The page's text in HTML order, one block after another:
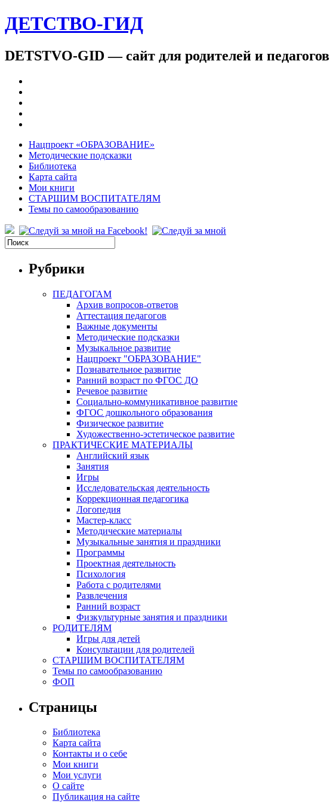
ДЕТСТВО-ГИД
DETSTVO-GID — сайт для родителей и педагогов
Нацпроект «ОБРАЗОВАНИЕ»
Методические подсказки
Библиотека
Карта сайта
Мои книги
СТАРШИМ ВОСПИТАТЕЛЯМ
Темы по самообразованию
Рубрики
ПЕДАГОГАМ
Архив вопросов-ответов
Аттестация педагогов
Важные документы
Методические подсказки
Музыкальное развитие
Нацпроект "ОБРАЗОВАНИЕ"
Познавательное развитие
Ранний возраст по ФГОС ДО
Речевое развитие
Социально-коммуникативное развитие
ФГОС дошкольного образования
Физическое развитие
Художественно-эстетическое развитие
ПРАКТИЧЕСКИЕ МАТЕРИАЛЫ
Английский язык
Занятия
Игры
Исследовательская деятельность
Коррекционная педагогика
Логопедия
Мастер-класс
Методические материалы
Музыкальные занятия и праздники
Программы
Проектная деятельность
Психология
Работа с родителями
Развлечения
Ранний возраст
Физкультурные занятия и праздники
РОДИТЕЛЯМ
Игры для детей
Консультации для родителей
СТАРШИМ ВОСПИТАТЕЛЯМ
Темы по самообразованию
ФОП
Страницы
Библиотека
Карта сайта
Контакты и о себе
Мои книги
Мои услуги
О сайте
Публикация на сайте